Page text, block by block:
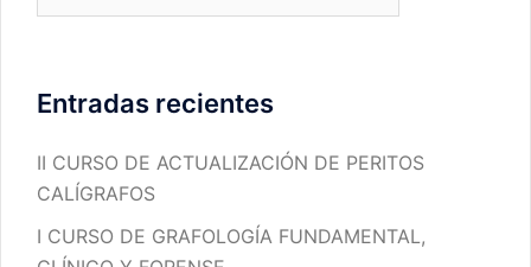
Entradas recientes
II CURSO DE ACTUALIZACIÓN DE PERITOS
CALÍGRAFOS
I CURSO DE GRAFOLOGÍA FUNDAMENTAL,